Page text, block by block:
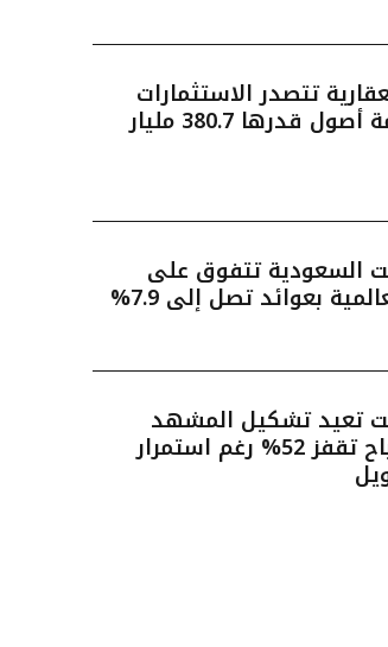
تتصدر الاستثمارات
الخاصة بقيمة أصول قدرها 380.7 مليار
السعودية تتفوق على
بعوائد تصل إلى 7.9%
تعيد تشكيل المشهد
العقاري.. أرباح تقفز 52% رغم استمرار